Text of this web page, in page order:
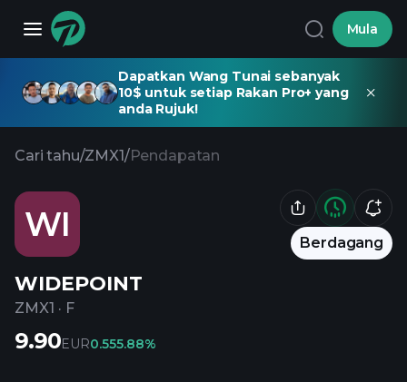
Mula
Dapatkan Wang Tunai sebanyak
10$ untuk setiap Rakan Pro+ yang
anda Rujuk!
Cari tahu/ZMX1/Pendapatan
WI Berdagang
WIDEPOINT
ZMX1 · F
9.90EUR0.555.88%